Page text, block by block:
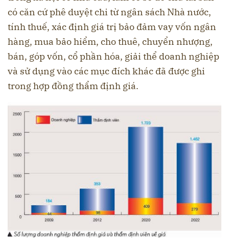
có căn cứ phê duyệt chi từ ngân sách Nhà nước,
tính thuế, xác định giá trị bảo đảm vay vốn ngân
hàng, mua bảo hiểm, cho thuê, chuyển nhượng,
bán, góp vốn, cổ phần hóa, giải thể doanh nghiệp
và sử dụng vào các mục đích khác đã được ghi
trong hợp đồng thẩm định giá.